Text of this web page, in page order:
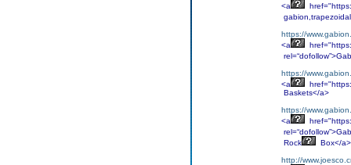
<a
gabion,trapezoidal
https://
<a
https://
<a
Baskets</a>
https://
<a
Rock
Box</a>
http://